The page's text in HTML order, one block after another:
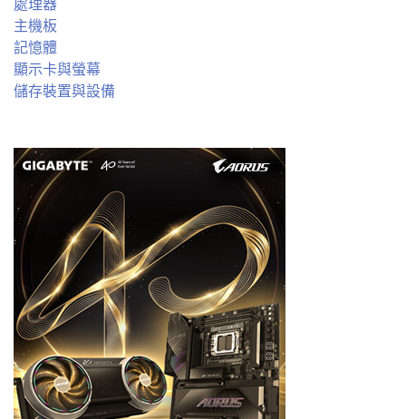
處理器
主機板
記憶體
顯示卡與螢幕
儲存裝置與設備